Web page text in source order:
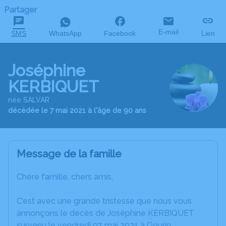
Partager
SMS WhatsApp Facebook E-mail Lien
Joséphine
KERBIQUET
née SALVAR
décédée le 7 mai 2021 à l'âge de 90 ans
Message de la famille
Chère famille, chers amis,
C’est avec une grande tristesse que nous vous
annonçons le décès de Joséphine KERBIQUET